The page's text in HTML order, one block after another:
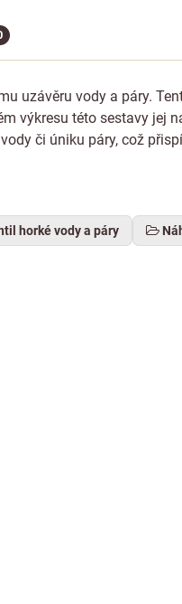
uzávěru vody a páry.
výkresu této sestavy jej
či úniku páry, což
horké vody a páry